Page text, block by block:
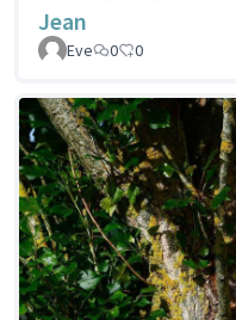
Jean
Eve
0 0